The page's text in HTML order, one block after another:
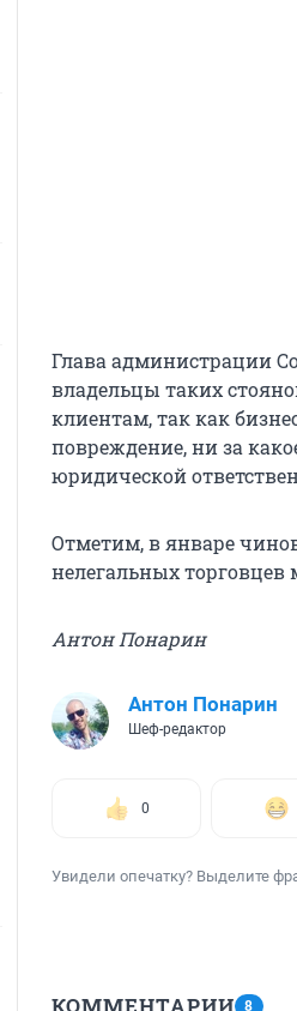
Глава администрации
владельцы таких
клиентам, так как
повреждение, ни за
юридической
Отметим, в январе
нелегальных
Антон Понарин
Антон Понарин
Шеф-редактор
0
Увидели опечатку? Выделите
8